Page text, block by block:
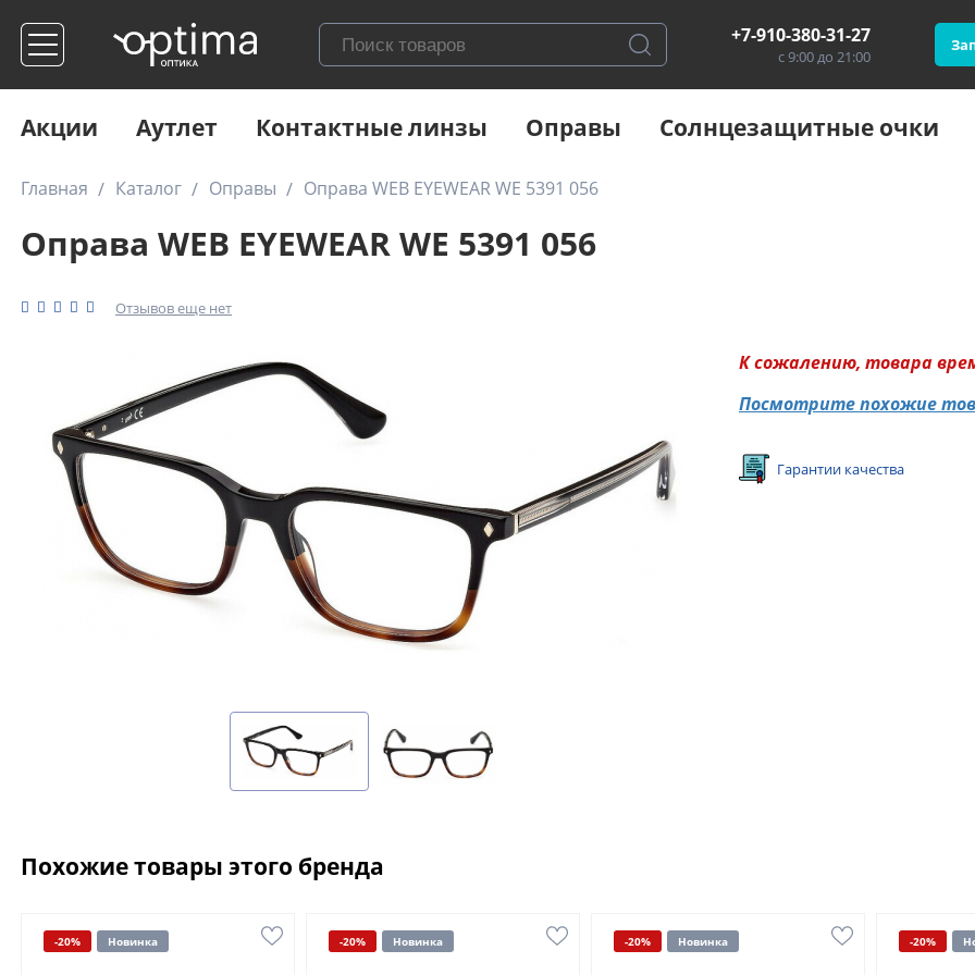
+7-910-380-31-27
с 9:00 до 21:00
Акции Аутлет Контактные линзы Оправы Солнцезащитные очки
Главная Каталог Оправы Оправа WEB EYEWEAR WE 5391 056
Оправа WEB EYEWEAR WE 5391 056
Отзывов еще нет
К сожалению, товара
Посмотрите похожие
Гарантии качества
Похожие товары этого бренда
-20% Новинка -20% Новинка -20% Новинка -20%